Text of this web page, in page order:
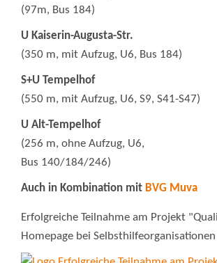
(97m, Bus 184)
U Kaiserin-Augusta-Str.
(350 m, mit Aufzug, U6, Bus 184)
S+U Tempelhof
(550 m, mit Aufzug, U6, S9, S41-S47)
U Alt-Tempelhof
(256 m, ohne Aufzug, U6,
Bus 140/184/246)
Auch in Kombination mit BVG Muva
Erfolgreiche Teilnahme am Projekt
Homepage bei